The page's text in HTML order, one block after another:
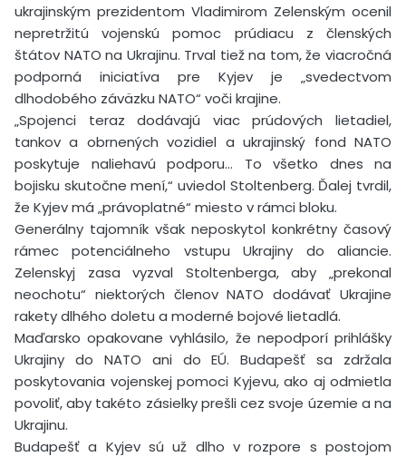
ukrajinským prezidentom Vladimirom Zelenským ocenil
nepretržitú vojenskú pomoc prúdiacu z členských
štátov NATO na Ukrajinu. Trval tiež na tom, že viacročná
podporná iniciatíva pre Kyjev je „svedectvom
dlhodobého záväzku NATO“ voči krajine.
„Spojenci teraz dodávajú viac prúdových lietadiel,
tankov a obrnených vozidiel a ukrajinský fond NATO
poskytuje naliehavú podporu… To všetko dnes na
bojisku skutočne mení,“ uviedol Stoltenberg. Ďalej tvrdil,
že Kyjev má „právoplatné“ miesto v rámci bloku.
Generálny tajomník však neposkytol konkrétny časový
rámec potenciálneho vstupu Ukrajiny do aliancie.
Zelenskyj zasa vyzval Stoltenberga, aby „prekonal
neochotu“ niektorých členov NATO dodávať Ukrajine
rakety dlhého doletu a moderné bojové lietadlá.
Maďarsko opakovane vyhlásilo, že nepodporí prihlášky
Ukrajiny do NATO ani do EÚ. Budapešť sa zdržala
poskytovania vojenskej pomoci Kyjevu, ako aj odmietla
povoliť, aby takéto zásielky prešli cez svoje územie a na
Ukrajinu.
Budapešť a Kyjev sú už dlho v rozpore s postojom